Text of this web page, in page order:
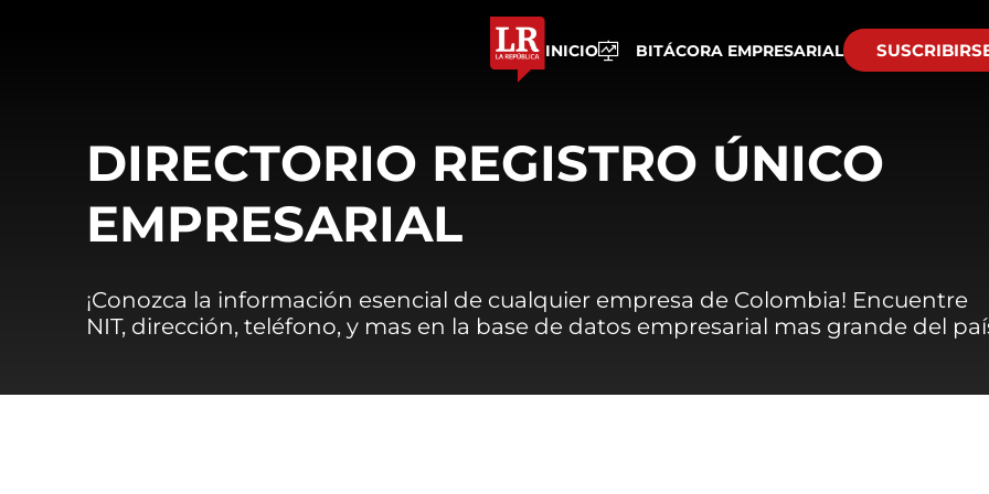
INICIO BITÁCORA EMPRESARIAL
DIRECTORIO REGISTRO ÚNICO
EMPRESARIAL
¡Conozca la información esencial de cualquier empresa de Colombia! Encuentre
NIT, dirección, teléfono, y mas en la base de datos empresarial mas grande del